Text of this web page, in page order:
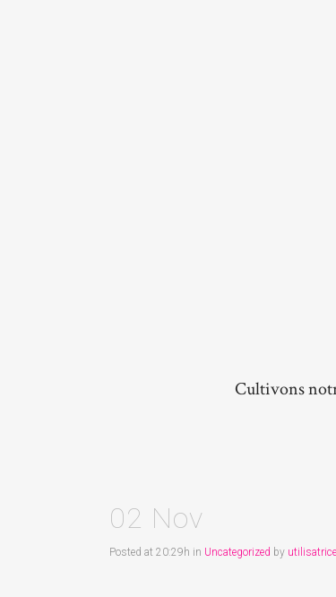
Cultivons
02 Nov
Posted at 20:29h in Uncategorized by utilisatrice